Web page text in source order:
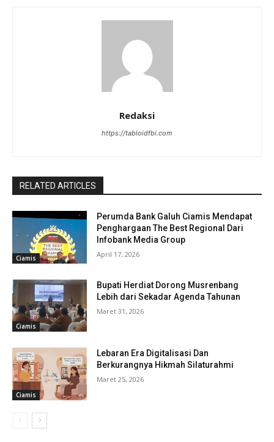
Redaksi
https://tabloidfbi.com
RELATED ARTICLES
Ciamis
Perumda Bank Galuh Ciamis Mendapat
Penghargaan The Best Regional Dari
Infobank Media Group
April 17, 2026
Ciamis
Bupati Herdiat Dorong Musrenbang
Lebih dari Sekadar Agenda Tahunan
Maret 31, 2026
Ciamis
Lebaran Era Digitalisasi Dan
Berkurangnya Hikmah Silaturahmi
Maret 25, 2026